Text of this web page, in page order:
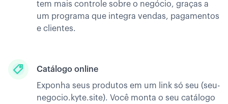
tem mais controle sobre o negócio, graças a
um programa que integra vendas, pagamentos
e clientes.
Catálogo online
Exponha seus produtos em um link só seu (seu-
negocio.kyte.site). Você monta o seu catálogo